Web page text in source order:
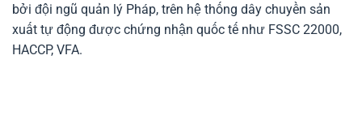
bởi đội ngũ quản lý Pháp, trên hệ thống dây chuyền sản
xuất tự động được chứng nhận quốc tế như FSSC 22000,
HACCP, VFA.